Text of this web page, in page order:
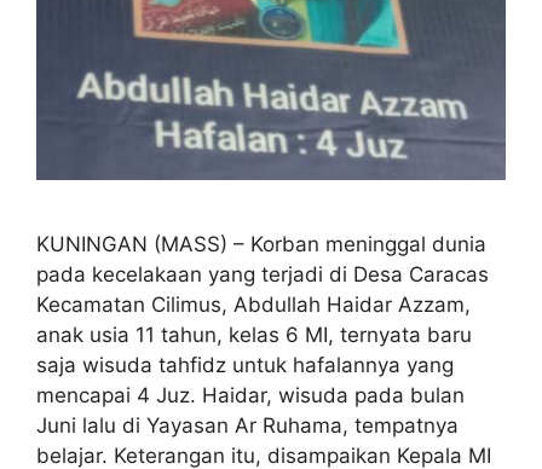
KUNINGAN (MASS) – Korban meninggal dunia
pada kecelakaan yang terjadi di Desa Caracas
Kecamatan Cilimus, Abdullah Haidar Azzam,
anak usia 11 tahun, kelas 6 MI, ternyata baru
saja wisuda tahfidz untuk hafalannya yang
mencapai 4 Juz. Haidar, wisuda pada bulan
Juni lalu di Yayasan Ar Ruhama, tempatnya
belajar. Keterangan itu, disampaikan Kepala MI